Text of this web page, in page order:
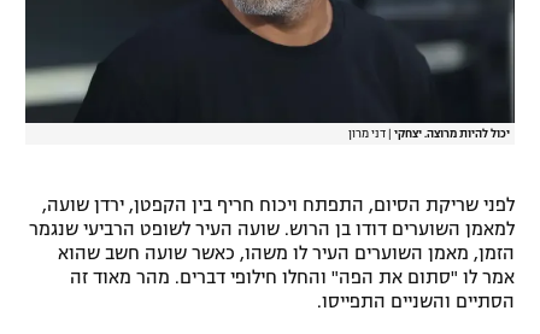
הצטרפות לחבילת הערוצים
תגיות
המגזין
יכול להיות מרוצה. יצחקי דני מרון
לפני שריקת הסיום, התפתח ויכוח חריף בין הקפטן, ירדן שועה,
למאמן השוערים דודו בן הרוש. שועה העיר לשופט הרביעי שנגמר
הזמן, מאמן השוערים העיר לו משהו, כאשר שועה חשב שהוא
אמר לו "סתום את הפה" והחלו חילופי דברים. מהר מאוד זה
הסתיים והשניים התפייסו.